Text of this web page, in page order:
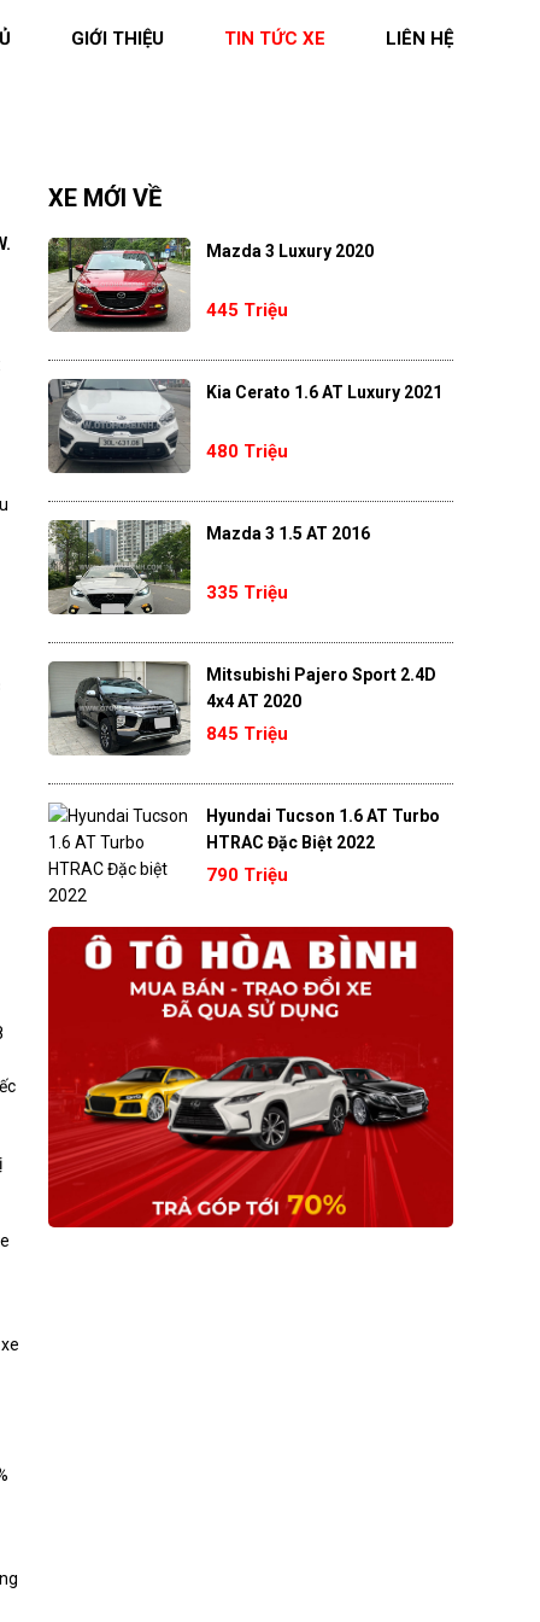
GIỚI THIỆU TIN TỨC XE LIÊN HỆ
XE MỚI VỀ
Mazda 3 Luxury 2020
445 Triệu
Kia Cerato 1.6 AT Luxury 2021
480 Triệu
Mazda 3 1.5 AT 2016
335 Triệu
Mitsubishi Pajero Sport 2.4D
4x4 AT 2020
845 Triệu
Hyundai Tucson 1.6 AT Turbo
HTRAC Đặc Biệt 2022
790 Triệu